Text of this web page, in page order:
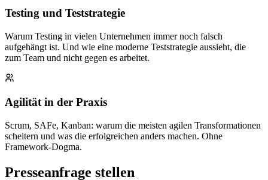
Testing und Teststrategie
Warum Testing in vielen Unternehmen immer noch falsch
aufgehängt ist. Und wie eine moderne Teststrategie aussieht, die
zum Team und nicht gegen es arbeitet.
Agilität in der Praxis
Scrum, SAFe, Kanban: warum die meisten agilen Transformationen
scheitern und was die erfolgreichen anders machen. Ohne
Framework-Dogma.
Presseanfrage stellen